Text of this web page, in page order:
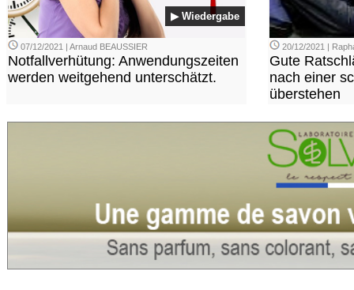
▶ Wiedergabe
07/12/2021 | Arnaud BEAUSSIER
Notfallverhütung: Anwendungszeiten
werden weitgehend unterschätzt.
20/12/2021 |
Gute
nach einer
überstehen